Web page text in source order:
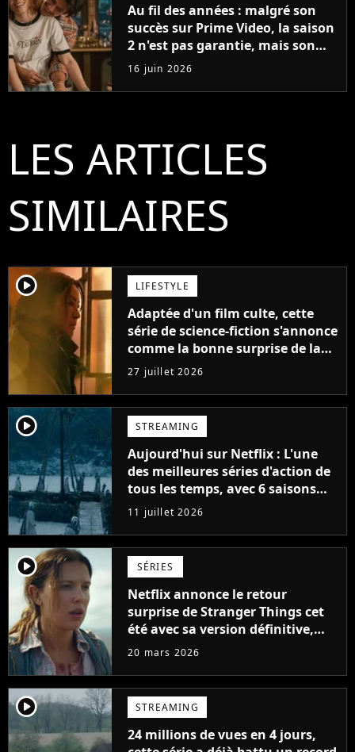
Au fil des années : malgré son
succès sur Prime Video, la saison
2 n'est pas garantie, mais son
créateur est optimiste : "Je vois
cinq saisons"
16 juin 2026
LES ARTICLES
SIMILAIRES
player2 LIFESTYLE
Adaptée d'un film culte, cette
série de science-fiction s'annonce
comme la bonne surprise de la
fin d'année
27 juillet 2026
player2 STREAMING
Aujourd'hui sur Netflix : L'une
des meilleures séries d'action de
tous les temps, avec 6 saisons
parfaites
11 juillet 2026
player2 SÉRIES
Netflix annonce le retour
surprise de Stranger Things cet
été avec sa version définitive,
une décision historique
20 mars 2026
player2 STREAMING
24 millions de vues en 4 jours,